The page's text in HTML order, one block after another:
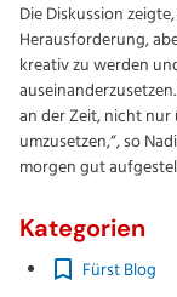
Die Diskussion
Herausforderung,
kreativ zu werden
an der Zeit, nicht nur
umzusetzen,“, so
morgen gut
Kategorien
Fürst Blog